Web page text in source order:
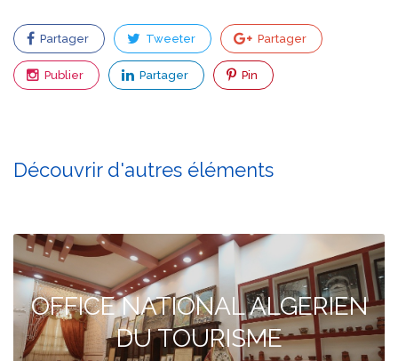
Partager Tweeter Partager
Publier Partager Pin
Découvrir d'autres éléments
OFFICE NATIONAL ALGERIEN
DU TOURISME